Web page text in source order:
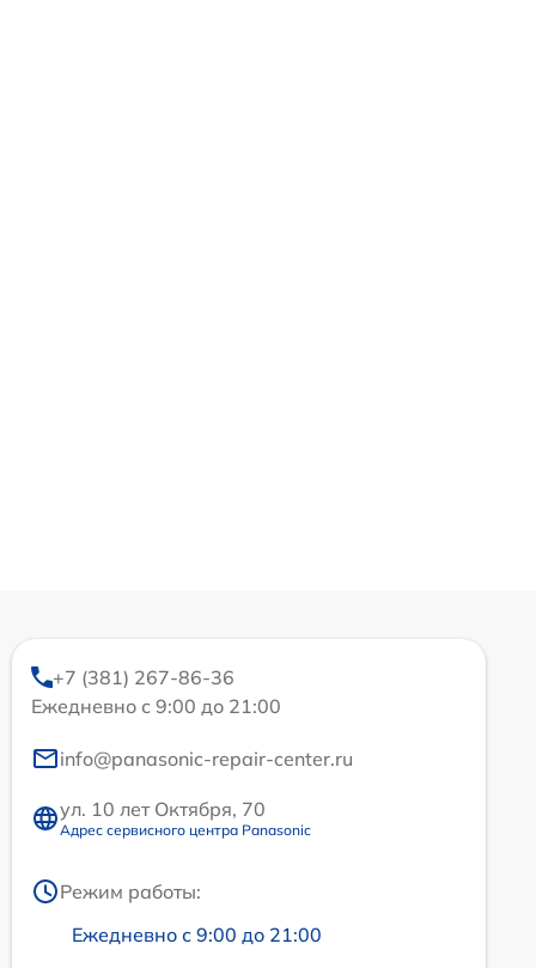
+7 (381) 267-86-36
Ежедневно с 9:00 до 21:00
info@panasonic-repair-center.ru
ул. 10 лет Октября, 70
Адрес сервисного центра Panasonic
Режим работы:
Ежедневно с 9:00 до 21:00